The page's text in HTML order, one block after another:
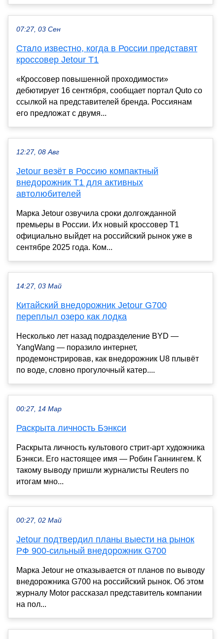
07:27, 03 Сен
Стало известно, когда в России представят
кроссовер Jetour T1
«Кроссовер повышенной проходимости»
дебютирует 16 сентября, сообщает портал Quto со
ссылкой на представителей бренда. Россиянам
его предложат с двумя...
12:27, 08 Авг
Jetour везёт в Россию компактный
внедорожник T1 для активных
автолюбителей
Марка Jetour озвучила сроки долгожданной
премьеры в России. Их новый кроссовер T1
официально выйдет на российский рынок уже в
сентябре 2025 года. Ком...
14:27, 03 Май
Китайский внедорожник Jetour G700
переплыл озеро как лодка
Несколько лет назад подразделение BYD —
YangWang — поразило интернет,
продемонстрировав, как внедорожник U8 плывёт
по воде, словно прогулочный катер....
00:27, 14 Мар
Раскрыта личность Бэнкси
Раскрыта личность культового стрит-арт художника
Бэнкси. Его настоящее имя — Робин Ганнингем. К
такому выводу пришли журналисты Reuters по
итогам мно...
00:27, 02 Май
Jetour подтвердил планы выести на рынок
РФ 900-сильный внедорожник G700
Марка Jetour не отказывается от планов по выводу
внедорожника G700 на российский рынок. Об этом
журналу Motor рассказал представитель компании
на пол...